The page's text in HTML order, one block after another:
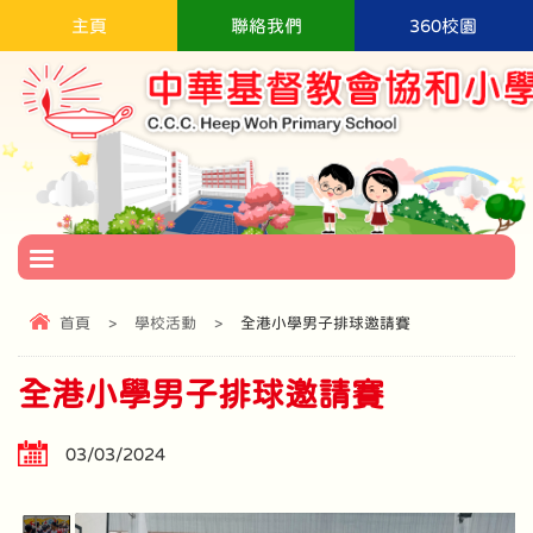
主頁 聯絡我們 360校園
首頁 > 學校活動 > 全港小學男子排球邀請賽
全港小學男子排球邀請賽
03/03/2024